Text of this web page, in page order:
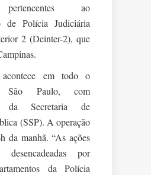
ao
de Polícia Judiciária
2 (Deinter-2), que
em todo o
São Paulo, com
da Secretaria de
(SSP). A operação
da manhã. “As ações
desencadeadas por
da Polícia